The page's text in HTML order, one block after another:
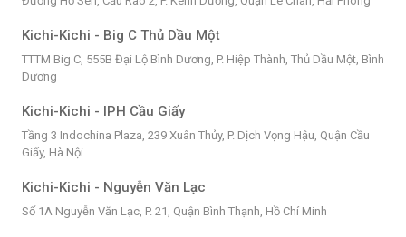
Kichi-Kichi - Big C Thủ Dầu Một
TTTM Big C, 555B Đại Lộ Bình Dương, P. Hiệp Thành, Thủ Dầu Một, Bình
Dương
Kichi-Kichi - IPH Cầu Giấy
Tầng 3 Indochina Plaza, 239 Xuân Thủy, P. Dịch Vọng Hậu, Quận Cầu
Giấy, Hà Nội
Kichi-Kichi - Nguyễn Văn Lạc
Số 1A Nguyễn Văn Lạc, P. 21, Quận Bình Thạnh, Hồ Chí Minh